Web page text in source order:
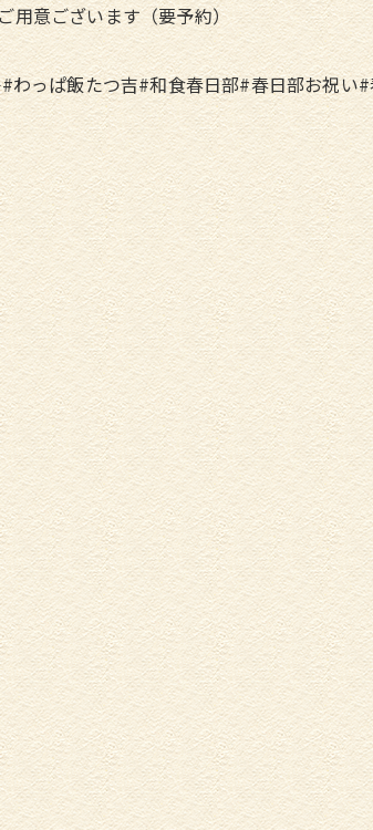
用意ございます（要予約）
わっぱ飯たつ吉#和食春日部#春日部お祝い